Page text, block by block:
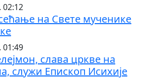
02:12
на Свете мученике
01:49
слава цркве на
служи Епископ Исихије